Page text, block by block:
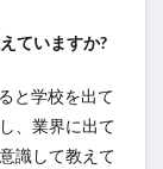
ていますか?
と学校を出て
、業界に出て
識して教えて